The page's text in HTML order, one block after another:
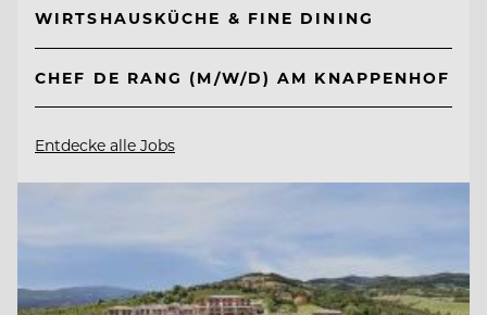
WIRTSHAUSKÜCHE & FINE DINING
CHEF DE RANG (M/W/D) AM KNAPPENHOF
Entdecke alle Jobs